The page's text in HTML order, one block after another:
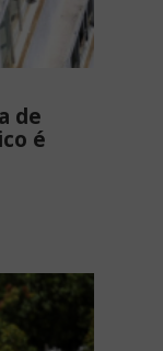
de
é